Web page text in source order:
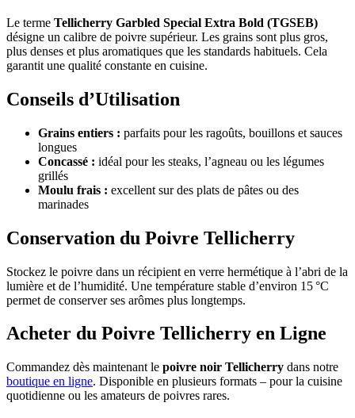
Le terme Tellicherry Garbled Special Extra Bold (TGSEB)
désigne un calibre de poivre supérieur. Les grains sont plus gros,
plus denses et plus aromatiques que les standards habituels. Cela
garantit une qualité constante en cuisine.
Conseils d’Utilisation
Grains entiers : parfaits pour les ragoûts, bouillons et sauces
longues
Concassé : idéal pour les steaks, l’agneau ou les légumes
grillés
Moulu frais : excellent sur des plats de pâtes ou des
marinades
Conservation du Poivre Tellicherry
Stockez le poivre dans un récipient en verre hermétique à l’abri de la
lumière et de l’humidité. Une température stable d’environ 15 °C
permet de conserver ses arômes plus longtemps.
Acheter du Poivre Tellicherry en Ligne
Commandez dès maintenant le poivre noir Tellicherry dans notre
boutique en ligne. Disponible en plusieurs formats – pour la cuisine
quotidienne ou les amateurs de poivres rares.